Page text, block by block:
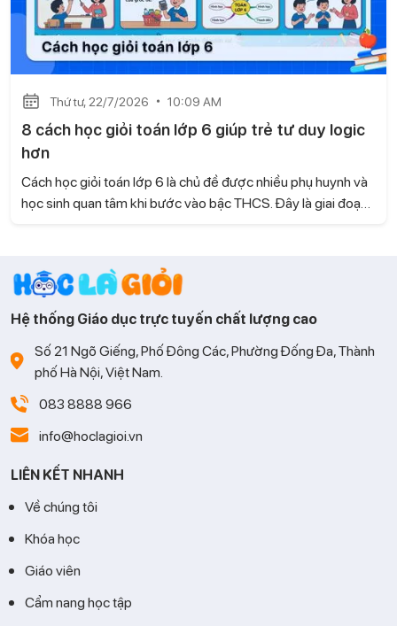
Thứ tư, 22/7/2026 10:09 AM
8 cách học giỏi toán lớp 6 giúp trẻ tư duy logic
hơn
Cách học giỏi toán lớp 6 là chủ đề được nhiều phụ huynh và
học sinh quan tâm khi bước vào bậc THCS. Đây là giai đoạn
là Giỏi tìm hiểu những phương pháp học hiệu quả giúp con
tiếp thu nhanh và học Toán tự tin hơn.
Hệ thống Giáo dục trực tuyến chất lượng cao
Số 21 Ngõ Giếng, Phố Đông Các, Phường Đống Đa, Thành
phố Hà Nội, Việt Nam.
083 8888 966
info@hoclagioi.vn
LIÊN KẾT NHANH
Về chúng tôi
Khóa học
Giáo viên
Cẩm nang học tập